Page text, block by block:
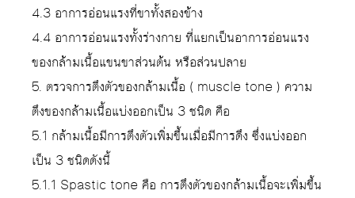
4.3 อาการอ่อนแรงที่ขาทั้งสองข้าง
4.4 อาการอ่อนแรงทั้งร่างกาย ที่แยกเป็นอาการอ่อนแรง
ของกล้ามเนื้อแขนขาส่วนต้น หรือส่วนปลาย
5. ตรวจการตึงตัวของกล้ามเนื้อ ( muscle tone ) ความ
ตึงของกล้ามเนื้อแบ่งออกเป็น 3 ชนิด คือ
5.1 กล้ามเนื้อมีการตึงตัวเพิ่มขึ้นเมื่อมีการดึง ซึ่งแบ่งออก
เป็น 3 ชนิดดังนี้
5.1.1 Spastic tone คือ การตึงตัวของกล้ามเนื้อจะเพิ่มขึ้น